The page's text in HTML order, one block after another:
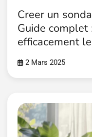
Creer un
Guide
efficacement
2 Mars 2025